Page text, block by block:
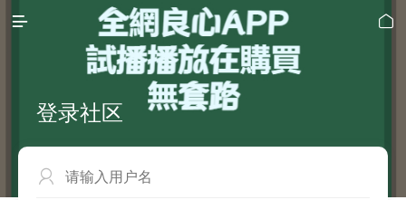
 
登录社区
